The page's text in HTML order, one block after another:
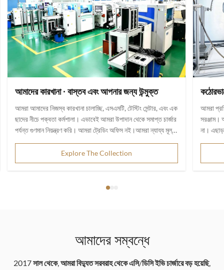
আমাদের কারখানা ∙ বাস্তব এবং আপনার জন্য উন্মুক্ত
আমরা আমাদের নিজস্ব কারখানা চালাচ্ছি, এসএমটি, টেস্টিং সেন্টার, এবং এক
ছাদের নীচে পক্বতা কর্মশালা। এভাবেই আমরা উপাদান থেকে সমাপ্ত চার্জার
পর্যন্ত গুণমান নিয়ন্ত্রণ করি। আমরা ট্রেডিং অফিস নই।আমরা ন্যায্য মূল্য
আসতে স্বাগত জানাই ¢ আপনি যখন আসতে চান আমাদের জানান.
Explore The Collection
আমরা
সরঞ্জাম।
না।
আমাদের সম্বন্ধে
2017 সাল থেকে, আমরা বিদ্যুত সরবরাহ থেকে এসি/ডিসি ইভি চার্জারে বড় হয়েছি,